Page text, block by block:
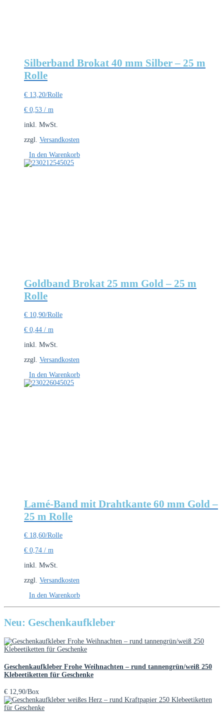
Silberband Brokat 40 mm Silber – 25 m
Rolle
€ 13,20/Rolle
€ 0,53 / m
inkl. MwSt.
zzgl. Versandkosten
In den Warenkorb
Goldband Brokat 25 mm Gold – 25 m
Rolle
€ 10,90/Rolle
€ 0,44 / m
inkl. MwSt.
zzgl. Versandkosten
In den Warenkorb
Lamé-Band mit Drahtkante 60 mm Gold –
25 m Rolle
€ 18,60/Rolle
€ 0,74 / m
inkl. MwSt.
zzgl. Versandkosten
In den Warenkorb
Neu: Geschenkaufkleber
Geschenkaufkleber Frohe Weihnachten – rund tannengrün/weiß 250
Klebeetiketten für Geschenke
€ 12,90/Box